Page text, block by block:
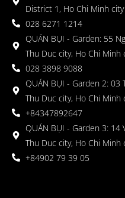
District 1, Ho Chi Minh city
028 6271 1214
QUÁN BỤI - Garden: 55
Thu Duc city, Ho Chi Minh
028 3898 9088
QUÁN BỤI - Garden 2: 03
Thu Duc city, Ho Chi Minh
+84347892647
QUÁN BỤI - Garden 3: 14
Thu Duc city, Ho Chi Minh
+84902 79 39 05